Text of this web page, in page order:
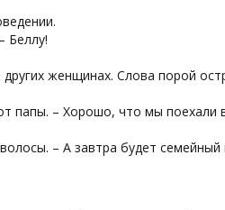
Беллу!
женщинах. Слова порой
папы. – Хорошо, что мы поехали
– А завтра будет